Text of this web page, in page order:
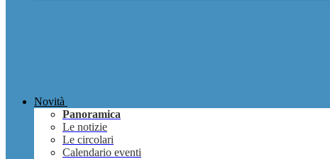
Novità
Panoramica
Le notizie
Le circolari
Calendario eventi